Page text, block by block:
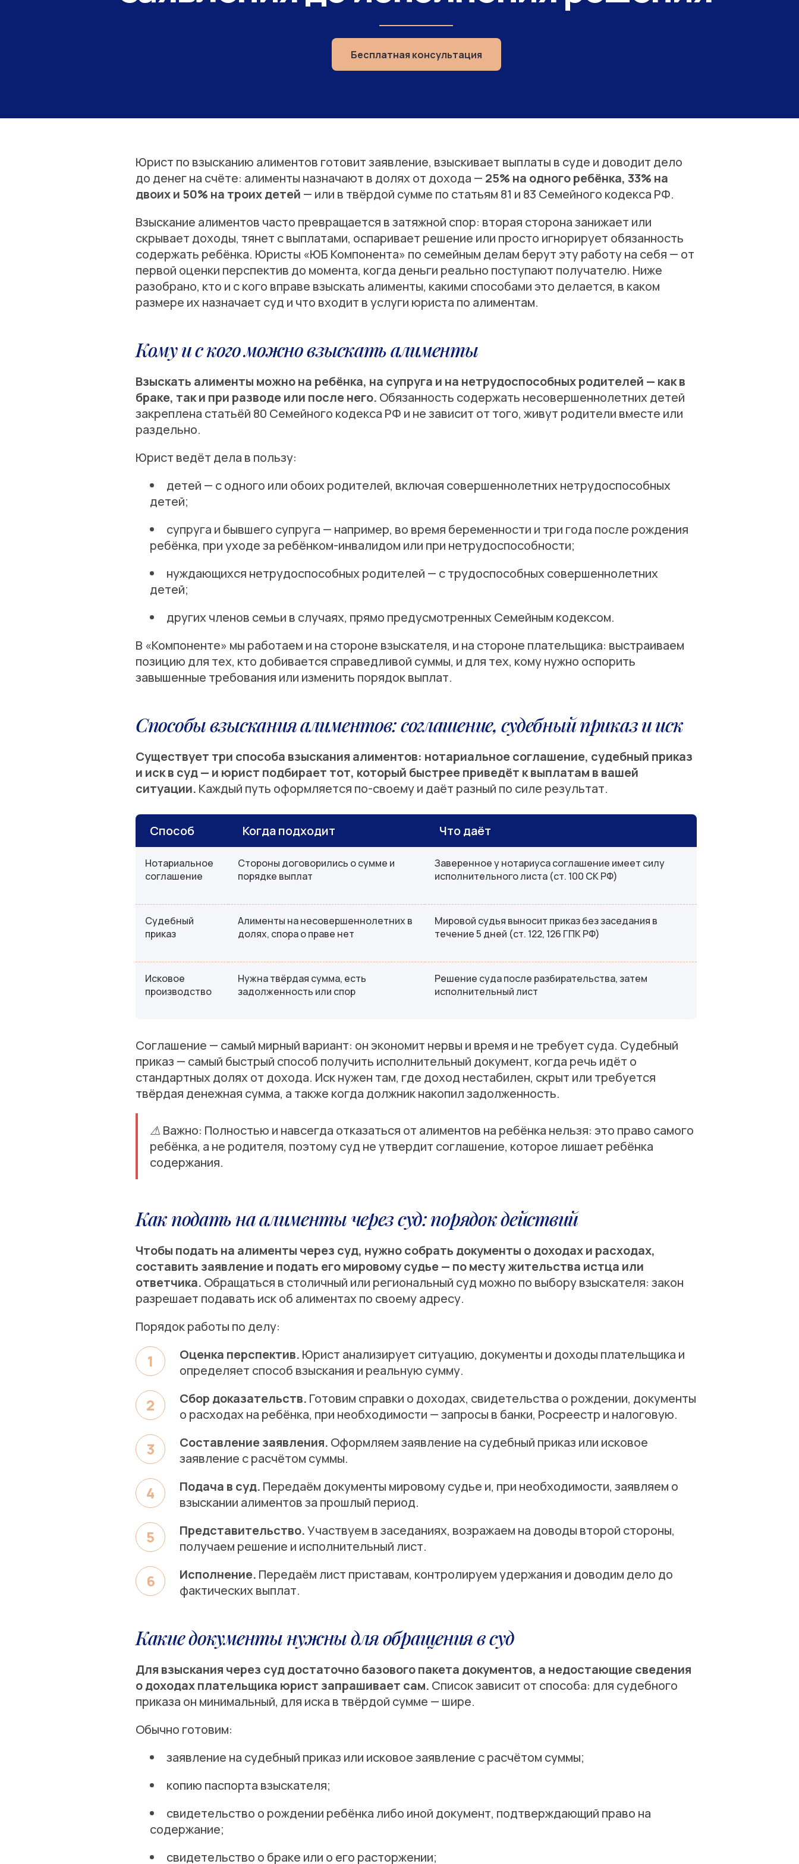
Бесплатная консультация
Юрист по взысканию алиментов готовит заявление, взыскивает выплаты в суде и доводит дело
до денег на счёте: алименты назначают в долях от дохода — 25% на одного ребёнка, 33% на
двоих и 50% на троих детей — или в твёрдой сумме по статьям 81 и 83 Семейного кодекса РФ.
Взыскание алиментов часто превращается в затяжной спор: вторая сторона занижает или
скрывает доходы, тянет с выплатами, оспаривает решение или просто игнорирует обязанность
содержать ребёнка. Юристы «ЮБ Компонента» по семейным делам берут эту работу на себя — от
первой оценки перспектив до момента, когда деньги реально поступают получателю. Ниже
разобрано, кто и с кого вправе взыскать алименты, какими способами это делается, в каком
размере их назначает суд и что входит в услуги юриста по алиментам.
Кому и с кого можно взыскать алименты
Взыскать алименты можно на ребёнка, на супруга и на нетрудоспособных родителей — как в
браке, так и при разводе или после него. Обязанность содержать несовершеннолетних детей
закреплена статьёй 80 Семейного кодекса РФ и не зависит от того, живут родители вместе или
раздельно.
Юрист ведёт дела в пользу:
детей — с одного или обоих родителей, включая совершеннолетних нетрудоспособных
детей;
супруга и бывшего супруга — например, во время беременности и три года после рождения
ребёнка, при уходе за ребёнком-инвалидом или при нетрудоспособности;
нуждающихся нетрудоспособных родителей — с трудоспособных совершеннолетних
детей;
других членов семьи в случаях, прямо предусмотренных Семейным кодексом.
В «Компоненте» мы работаем и на стороне взыскателя, и на стороне плательщика: выстраиваем
позицию для тех, кто добивается справедливой суммы, и для тех, кому нужно оспорить
завышенные требования или изменить порядок выплат.
Способы взыскания алиментов: соглашение, судебный приказ и иск
Существует три способа взыскания алиментов: нотариальное соглашение, судебный приказ
и иск в суд — и юрист подбирает тот, который быстрее приведёт к выплатам в вашей
ситуации. Каждый путь оформляется по-своему и даёт разный по силе результат.
Способ Когда подходит Что даёт
Нотариальное
соглашение
Стороны договорились о сумме и
порядке выплат
Заверенное у нотариуса соглашение имеет силу
исполнительного листа (ст. 100 СК РФ)
Судебный
приказ
Алименты на несовершеннолетних в
долях, спора о праве нет
Мировой судья выносит приказ без заседания в
течение 5 дней (ст. 122, 126 ГПК РФ)
Исковое
производство
Нужна твёрдая сумма, есть
задолженность или спор
Решение суда после разбирательства, затем
исполнительный лист
Соглашение — самый мирный вариант: он экономит нервы и время и не требует суда. Судебный
приказ — самый быстрый способ получить исполнительный документ, когда речь идёт о
стандартных долях от дохода. Иск нужен там, где доход нестабилен, скрыт или требуется
твёрдая денежная сумма, а также когда должник накопил задолженность.
⚠ Важно: Полностью и навсегда отказаться от алиментов на ребёнка нельзя: это право самого
ребёнка, а не родителя, поэтому суд не утвердит соглашение, которое лишает ребёнка
содержания.
Как подать на алименты через суд: порядок действий
Чтобы подать на алименты через суд, нужно собрать документы о доходах и расходах,
составить заявление и подать его мировому судье — по месту жительства истца или
ответчика. Обращаться в столичный или региональный суд можно по выбору взыскателя: закон
разрешает подавать иск об алиментах по своему адресу.
Порядок работы по делу:
Оценка перспектив. Юрист анализирует ситуацию, документы и доходы плательщика и
определяет способ взыскания и реальную сумму.
Сбор доказательств. Готовим справки о доходах, свидетельства о рождении, документы
о расходах на ребёнка, при необходимости — запросы в банки, Росреестр и налоговую.
Составление заявления. Оформляем заявление на судебный приказ или исковое
заявление с расчётом суммы.
Подача в суд. Передаём документы мировому судье и, при необходимости, заявляем о
взыскании алиментов за прошлый период.
Представительство.Участвуем в заседаниях, возражаем на доводы второй стороны,
получаем решение и исполнительный лист.
Исполнение. Передаём лист приставам, контролируем удержания и доводим дело до
фактических выплат.
Какие документы нужны для обращения в суд
Для взыскания через суд достаточно базового пакета документов, а недостающие сведения
о доходах плательщика юрист запрашивает сам. Список зависит от способа: для судебного
приказа он минимальный, для иска в твёрдой сумме — шире.
Обычно готовим:
заявление на судебный приказ или исковое заявление с расчётом суммы;
копию паспорта взыскателя;
свидетельство о рождении ребёнка либо иной документ, подтверждающий право на
содержание;
свидетельство о браке или о его расторжении;